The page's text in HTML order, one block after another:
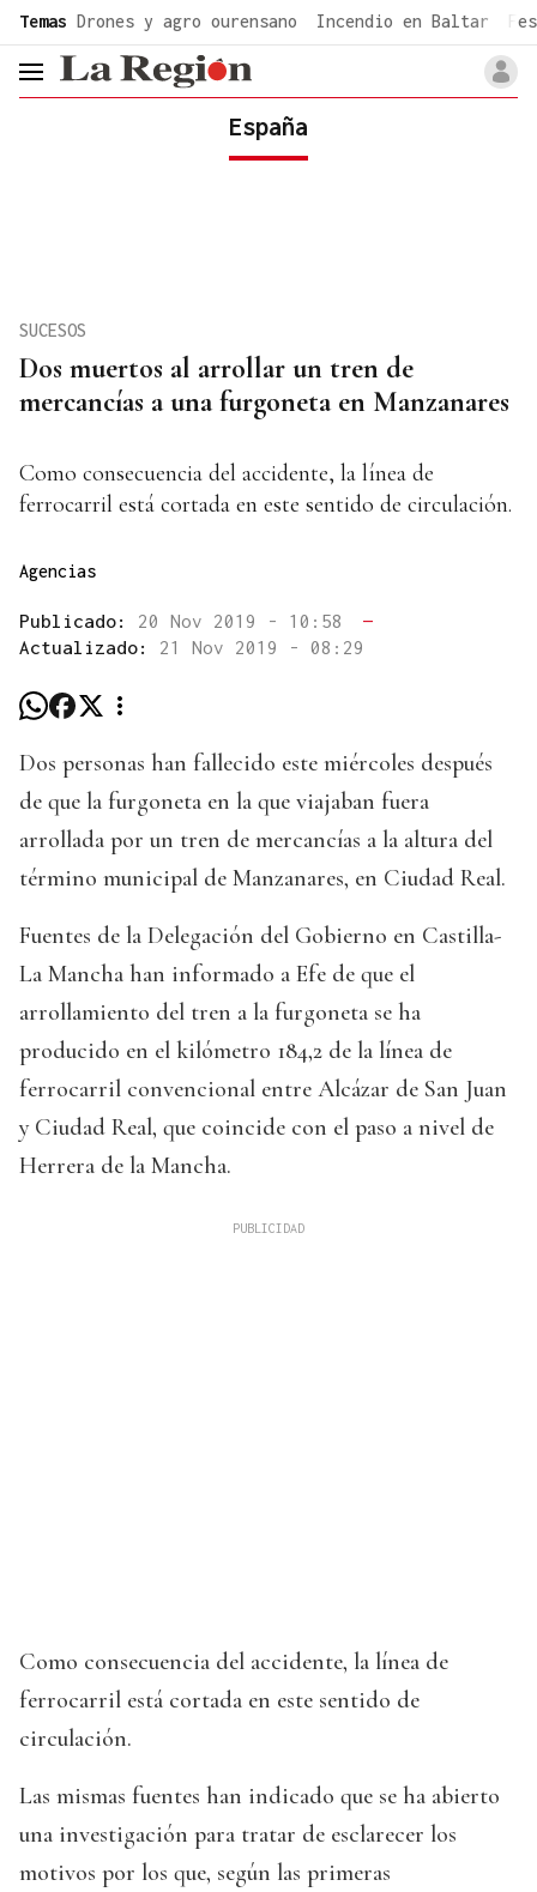
Temas Drones y agro ourensano Incendio en Baltar
header.menu.open
España
Dos muertos al arrollar un tren de
mercancías a una furgoneta en Manzanares
SUCESOS
Como consecuencia del accidente, la línea de
ferrocarril está cortada en este sentido de circulación.
Agencias
Publicado: 20 Nov 2019 - 10:58
—
Actualizado: 21 Nov 2019 - 08:29
Dos personas han fallecido este miércoles después
de que la furgoneta en la que viajaban fuera
arrollada por un tren de mercancías a la altura del
término municipal de Manzanares, en Ciudad Real.
Fuentes de la Delegación del Gobierno en Castilla-
La Mancha han informado a Efe de que el
arrollamiento del tren a la furgoneta se ha
producido en el kilómetro 184,2 de la línea de
ferrocarril convencional entre Alcázar de San Juan
y Ciudad Real, que coincide con el paso a nivel de
Herrera de la Mancha.
Como consecuencia del accidente, la línea de
ferrocarril está cortada en este sentido de
circulación.
Las mismas fuentes han indicado que se ha abierto
una investigación para tratar de esclarecer los
motivos por los que, según las primeras